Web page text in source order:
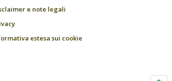
e note legali
estesa sui cookie